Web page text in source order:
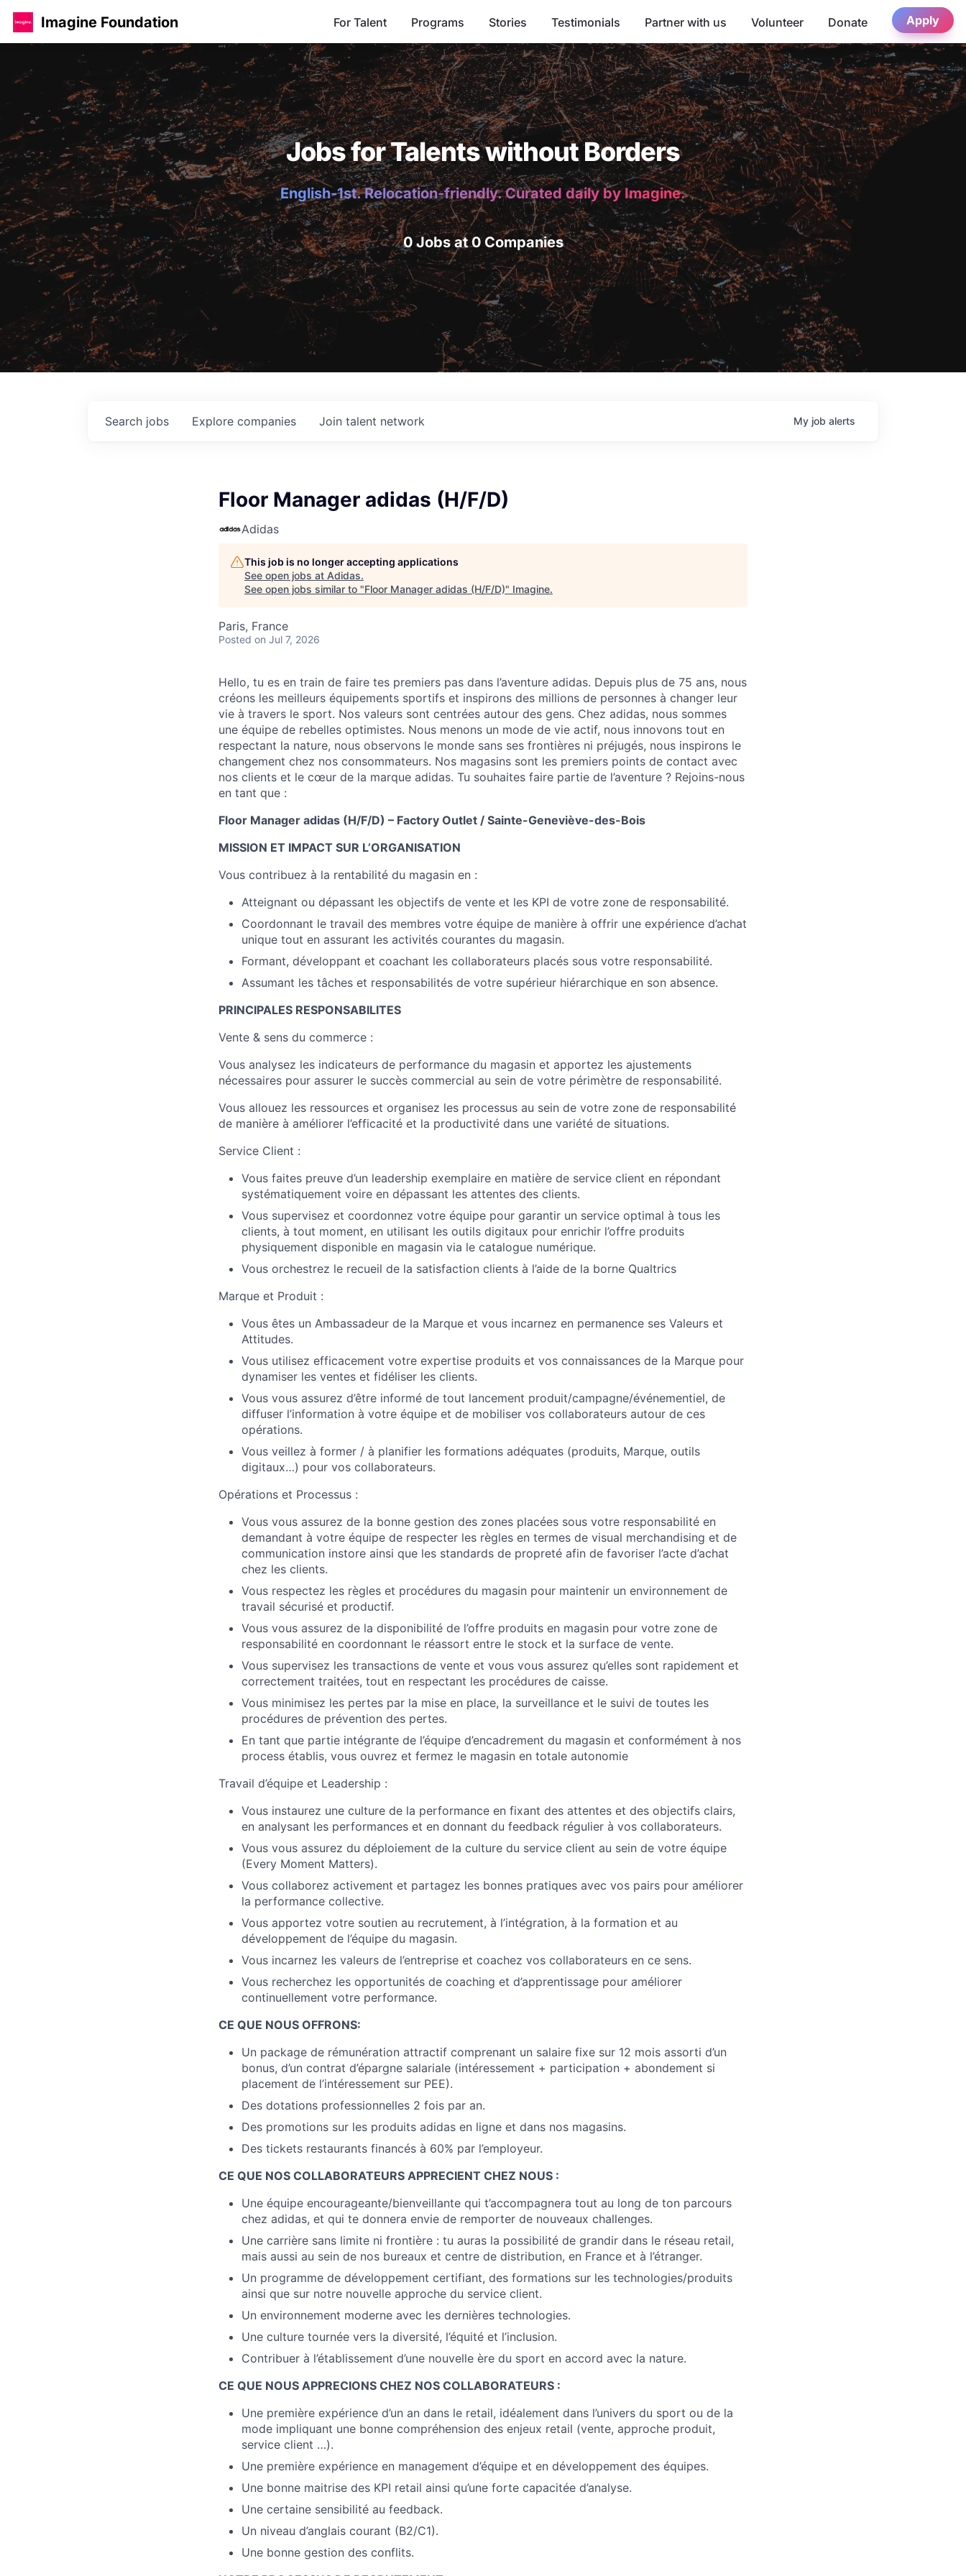
Imagine Foundation For Talent Programs Stories Testimonials Partner with us Volunteer Donate Apply
Jobs for Talents without Borders
English-1st. Relocation-friendly. Curated daily by Imagine.
0 Jobs at 0 Companies
Search jobs Explore companies Join talent network My job alerts
Floor Manager adidas (H/F/D)
Adidas
This job is no longer accepting applications
See open jobs at Adidas.
See open jobs similar to "Floor Manager adidas (H/F/D)" Imagine.
Paris, France
Posted on Jul 7, 2026
Hello, tu es en train de faire tes premiers pas dans l’aventure adidas. Depuis plus de 75 ans, nous
créons les meilleurs équipements sportifs et inspirons des millions de personnes à changer leur
vie à travers le sport. Nos valeurs sont centrées autour des gens. Chez adidas, nous sommes
une équipe de rebelles optimistes. Nous menons un mode de vie actif, nous innovons tout en
respectant la nature, nous observons le monde sans ses frontières ni préjugés, nous inspirons le
changement chez nos consommateurs. Nos magasins sont les premiers points de contact avec
nos clients et le cœur de la marque adidas. Tu souhaites faire partie de l’aventure ? Rejoins-nous
en tant que :
Floor Manager adidas (H/F/D) – Factory Outlet / Sainte-Geneviève-des-Bois
MISSION ET IMPACT SUR L’ORGANISATION
Vous contribuez à la rentabilité du magasin en :
Atteignant ou dépassant les objectifs de vente et les KPI de votre zone de responsabilité.
Coordonnant le travail des membres votre équipe de manière à offrir une expérience d’achat
unique tout en assurant les activités courantes du magasin.
Formant, développant et coachant les collaborateurs placés sous votre responsabilité.
Assumant les tâches et responsabilités de votre supérieur hiérarchique en son absence.
PRINCIPALES RESPONSABILITES
Vente & sens du commerce :
Vous analysez les indicateurs de performance du magasin et apportez les ajustements
nécessaires pour assurer le succès commercial au sein de votre périmètre de responsabilité.
Vous allouez les ressources et organisez les processus au sein de votre zone de responsabilité
de manière à améliorer l’efficacité et la productivité dans une variété de situations.
Service Client :
Vous faites preuve d’un leadership exemplaire en matière de service client en répondant
systématiquement voire en dépassant les attentes des clients.
Vous supervisez et coordonnez votre équipe pour garantir un service optimal à tous les
clients, à tout moment, en utilisant les outils digitaux pour enrichir l’offre produits
physiquement disponible en magasin via le catalogue numérique.
Vous orchestrez le recueil de la satisfaction clients à l’aide de la borne Qualtrics
Marque et Produit :
Vous êtes un Ambassadeur de la Marque et vous incarnez en permanence ses Valeurs et
Attitudes.
Vous utilisez efficacement votre expertise produits et vos connaissances de la Marque pour
dynamiser les ventes et fidéliser les clients.
Vous vous assurez d’être informé de tout lancement produit/campagne/événementiel, de
diffuser l’information à votre équipe et de mobiliser vos collaborateurs autour de ces
opérations.
Vous veillez à former / à planifier les formations adéquates (produits, Marque, outils
digitaux…) pour vos collaborateurs.
Opérations et Processus :
Vous vous assurez de la bonne gestion des zones placées sous votre responsabilité en
demandant à votre équipe de respecter les règles en termes de visual merchandising et de
communication instore ainsi que les standards de propreté afin de favoriser l’acte d’achat
chez les clients.
Vous respectez les règles et procédures du magasin pour maintenir un environnement de
travail sécurisé et productif.
Vous vous assurez de la disponibilité de l’offre produits en magasin pour votre zone de
responsabilité en coordonnant le réassort entre le stock et la surface de vente.
Vous supervisez les transactions de vente et vous vous assurez qu’elles sont rapidement et
correctement traitées, tout en respectant les procédures de caisse.
Vous minimisez les pertes par la mise en place, la surveillance et le suivi de toutes les
procédures de prévention des pertes.
En tant que partie intégrante de l’équipe d’encadrement du magasin et conformément à nos
process établis, vous ouvrez et fermez le magasin en totale autonomie
Travail d’équipe et Leadership :
Vous instaurez une culture de la performance en fixant des attentes et des objectifs clairs,
en analysant les performances et en donnant du feedback régulier à vos collaborateurs.
Vous vous assurez du déploiement de la culture du service client au sein de votre équipe
(Every Moment Matters).
Vous collaborez activement et partagez les bonnes pratiques avec vos pairs pour améliorer
la performance collective.
Vous apportez votre soutien au recrutement, à l’intégration, à la formation et au
développement de l’équipe du magasin.
Vous incarnez les valeurs de l’entreprise et coachez vos collaborateurs en ce sens.
Vous recherchez les opportunités de coaching et d’apprentissage pour améliorer
continuellement votre performance.
CE QUE NOUS OFFRONS:
Un package de rémunération attractif comprenant un salaire fixe sur 12 mois assorti d’un
bonus, d’un contrat d’épargne salariale (intéressement + participation + abondement si
placement de l’intéressement sur PEE).
Des dotations professionnelles 2 fois par an.
Des promotions sur les produits adidas en ligne et dans nos magasins.
Des tickets restaurants financés à 60% par l’employeur.
CE QUE NOS COLLABORATEURS APPRECIENT CHEZ NOUS :
Une équipe encourageante/bienveillante qui t’accompagnera tout au long de ton parcours
chez adidas, et qui te donnera envie de remporter de nouveaux challenges.
Une carrière sans limite ni frontière : tu auras la possibilité de grandir dans le réseau retail,
mais aussi au sein de nos bureaux et centre de distribution, en France et à l’étranger.
Un programme de développement certifiant, des formations sur les technologies/produits
ainsi que sur notre nouvelle approche du service client.
Un environnement moderne avec les dernières technologies.
Une culture tournée vers la diversité, l’équité et l’inclusion.
Contribuer à l’établissement d’une nouvelle ère du sport en accord avec la nature.
CE QUE NOUS APPRECIONS CHEZ NOS COLLABORATEURS :
Une première expérience d’un an dans le retail, idéalement dans l’univers du sport ou de la
mode impliquant une bonne compréhension des enjeux retail (vente, approche produit,
service client …).
Une première expérience en management d’équipe et en développement des équipes.
Une bonne maitrise des KPI retail ainsi qu’une forte capacitée d’analyse.
Une certaine sensibilité au feedback.
Un niveau d’anglais courant (B2/C1).
Une bonne gestion des conflits.